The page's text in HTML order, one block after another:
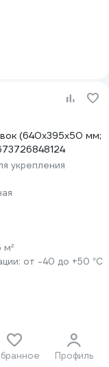
Профиль
(640х395х50 мм;
укрепления
м²
от -40 до +50 °С